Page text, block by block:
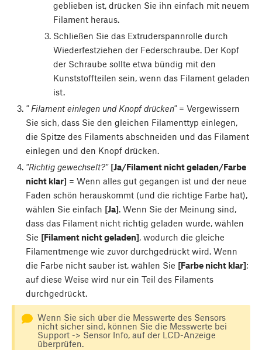
geblieben ist, drücken Sie ihn einfach mit neuem
Filament heraus.
Schließen Sie das Extruderspannrolle durch
Wiederfestziehen der Federschraube. Der Kopf
der Schraube sollte etwa bündig mit den
Kunststoffteilen sein, wenn das Filament geladen
ist.
" Filament einlegen und Knopf drücken"= Vergewissern
Sie sich, dass Sie den gleichen Filamenttyp einlegen,
die Spitze des Filaments abschneiden und das Filament
einlegen und den Knopf drücken.
"Richtig gewechselt?" [Ja/Filament nicht geladen/Farbe
nicht klar] = Wenn alles gut gegangen ist und der neue
Faden schön herauskommt (und die richtige Farbe hat),
wählen Sie einfach [Ja]. Wenn Sie der Meinung sind,
dass das Filament nicht richtig geladen wurde, wählen
Sie [Filament nicht geladen], wodurch die gleiche
Filamentmenge wie zuvor durchgedrückt wird. Wenn
die Farbe nicht sauber ist, wählen Sie [Farbe nicht klar];
auf diese Weise wird nur ein Teil des Filaments
durchgedrückt.
Wenn Sie sich über die Messwerte des Sensors
nicht sicher sind, können Sie die Messwerte bei
Support -> Sensor Info, auf der LCD-Anzeige
überprüfen.